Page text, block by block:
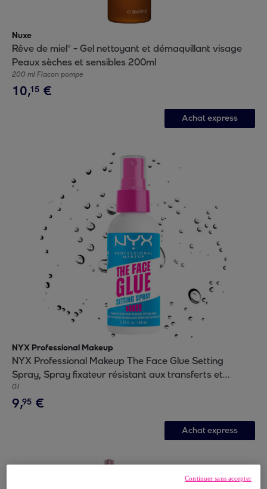
Nuxe
Rêve de miel® - Gel nettoyant et démaquillant visage
Peaux sèches et sensibles 200ml
200 ml Flacon pompe
10,15 €
Achat express
NYX Professional Makeup
NYX Professional Makeup The Face Glue Setting
Spray, Spray fixateur résistant aux transferts et
waterproof, 60ml
01
9,95 €
Achat express
Continuer sans accepter